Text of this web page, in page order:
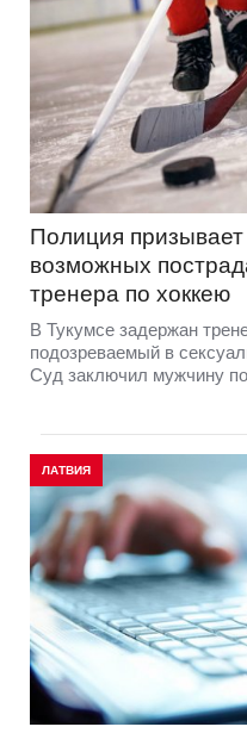
Полиция призывает
возможных
тренера по хоккею
В Тукумсе задержан
подозреваемый в
Суд заключил мужчину
ЛАТВИЯ